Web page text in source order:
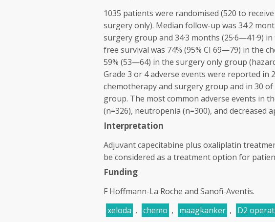
1035 patients were randomised (520 to
surgery only). Median follow-up was 34·2
surgery group and 34·3 months (25·6—41·9)
free survival was 74% (95% CI 69—79) in the
59% (53—64) in the surgery only group (hazard
Grade 3 or 4 adverse events were reported in
chemotherapy and surgery group and in 30
group. The most common adverse events in
(n=326), neutropenia (n=300), and decreased
Interpretation
Adjuvant capecitabine plus oxaliplatin
be considered as a treatment option for
Funding
F Hoffmann-La Roche and Sanofi-Aventis.
xeloda , chemo , maagkanker , D2